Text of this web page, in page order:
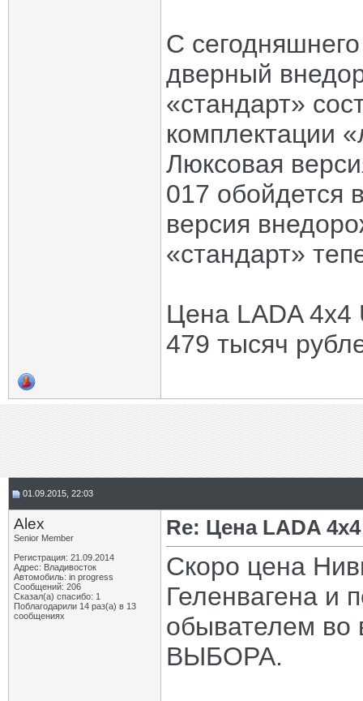
С
дверный
«стандарт»
комплектации
Люксовая
017 обойдется
версия
«стандарт»
Цена LADA 4x4
479 тысяч
01.09.2015, 22:03
Alex
Senior Member
Регистрация: 21.09.2014
Адрес: Владивосток
Автомобиль: in progress
Сообщений: 206
Сказал(а) спасибо: 1
Поблагодарили 14 раз(а) в 13
сообщениях
Re: Цена LADA
Скоро цена
Геленвагена и
обывателем
ВЫБОРА.